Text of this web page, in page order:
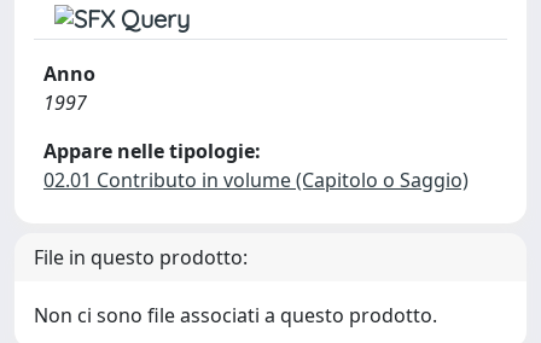
Anno
1997
Appare nelle tipologie:
02.01 Contributo in volume (Capitolo o Saggio)
File in questo prodotto:
Non ci sono file associati a questo prodotto.